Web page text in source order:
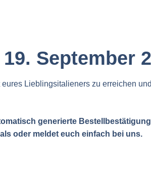
September
Lieblingsitalieners zu erreichen
generierte
oder meldet euch einfach bei uns.